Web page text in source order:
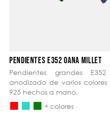
PENDIENTES E352 OANA MILLET
Pendientes grandes
anodizado de varios
925 hechos a mano.
+ colores